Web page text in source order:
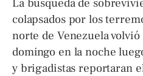
La búsqueda de
colapsados por los
norte de Venezuela
domingo en la noche
y brigadistas reportaran